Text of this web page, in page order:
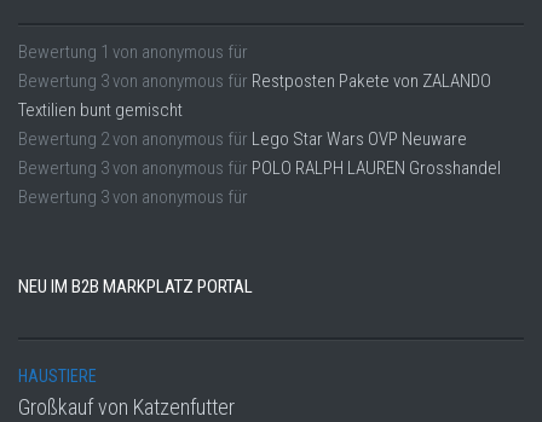
Bewertung 1 von anonymous für
Bewertung 3von anonymous für Restposten Pakete von ZALANDO
Textilien bunt gemischt
Bewertung 2von anonymous für Lego Star Wars OVP Neuware
Bewertung 3von anonymous für POLO RALPH LAUREN Grosshandel
Bewertung 3von anonymous für
NEU IM B2B MARKPLATZ PORTAL
HAUSTIERE
Großkauf von Katzenfutter